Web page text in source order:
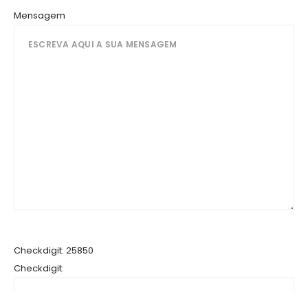
Mensagem
Checkdigit: 25850
Checkdigit: